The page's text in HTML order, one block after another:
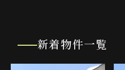
新着物件一覧